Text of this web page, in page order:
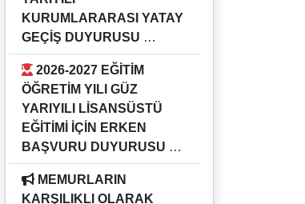
GÜZ YARIYILI MERKEZİ
YERLEŞTİRME PUANI (EK
MADDE-1) İLE YATAY GEÇİŞ
DUYURUSU
KURUMLARARASI YATAY
GEÇİŞ DUYURUSU
16.07.2026
2026-2027 EĞİTİM ÖĞRETİM YILI
GÜZ YARIYILI KURUMLARARASI
YATAY GEÇİŞ DUYURUSU
ÖĞRETİM YILI GÜZ
YARIYILI LİSANSÜSTÜ
EĞİTİMİ İÇİN ERKEN
BAŞVURU DUYURUSU
04.05.2026
Bilgi için ilgili enstitü müdürlükleri
KARŞILIKLI OLARAK